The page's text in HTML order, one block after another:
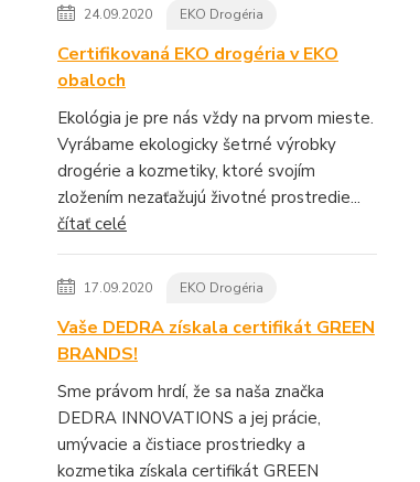
24.09.2020 EKO Drogéria
Certifikovaná EKO drogéria v EKO
obaloch
Ekológia je pre nás vždy na prvom mieste.
Vyrábame ekologicky šetrné výrobky
drogérie a kozmetiky, ktoré svojím
zložením nezaťažujú životné prostredie...
čítať celé
17.09.2020 EKO Drogéria
Vaše DEDRA získala certifikát GREEN
BRANDS!
Sme právom hrdí, že sa naša značka
DEDRA INNOVATIONS a jej prácie,
umývacie a čistiace prostriedky a
kozmetika získala certifikát GREEN